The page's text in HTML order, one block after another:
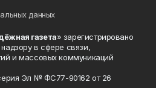
данных
газета» зарегистрировано
в сфере связи,
и массовых коммуникаций
Эл № ФС77-90162 от 26